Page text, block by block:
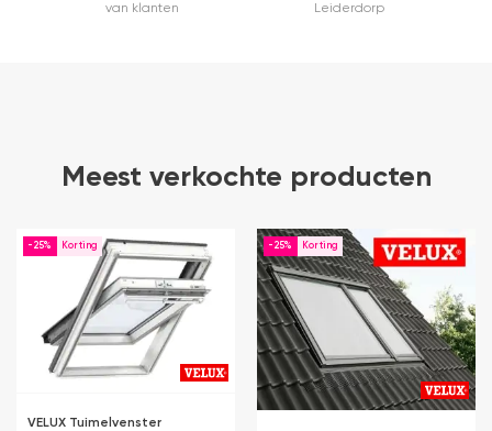
van klanten
Leiderdorp
Meest verkochte producten
-25%
VELUX Tuimelvenster
-25%